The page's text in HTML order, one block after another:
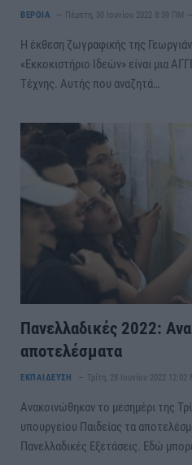
ΒΕΡΟΙΑ Πέμπτη, 30 Ιουνίου 2022 8:39 ΠΜ
Η έκθεση ζωγραφικής της
«Εκκοκιστήριο Ιδεών» είναι μια
Τέχνης. Αυτής που αναζητά…
Πανελλαδικές 2022:
αποτελέσματα
ΕΚΠΑΙΔΕΥΣΗ Τρίτη, 28 Ιουνίου 2022
Ανακοινώθηκαν το μεσημέρι της
υπουργείου Παιδείας τα
Πανελλαδικές Εξετάσεις. Εδώ